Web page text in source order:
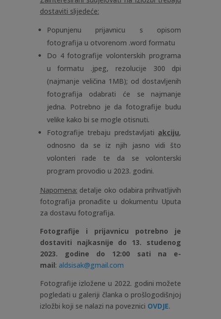
dostaviti slijedeće:
Popunjenu prijavnicu s opisom
fotografija u otvorenom .word formatu
Do 4 fotografije volonterskih programa
u formatu .jpeg, rezolucije 300 dpi
(najmanje veličina 1MB); od dostavljenih
fotografija odabrati će se najmanje
jedna. Potrebno je da fotografije budu
velike kako bi se mogle otisnuti.
Fotografije trebaju predstavljati akciju,
odnosno da se iz njih jasno vidi što
volonteri rade te da se volonterski
program provodio u 2023. godini.
Napomena: detalje oko odabira prihvatljivih
fotografija pronađite u dokumentu Uputa
za dostavu fotografija.
Fotografije i prijavnicu potrebno je
dostaviti najkasnije do 13. studenog
2023. godine do 12:00 sati na e-
mail: aldsisak@gmail.com
Fotografije izložene u 2022. godini možete
pogledati u galeriji članka o prošlogodišnjoj
izložbi koji se nalazi na poveznici OVDJE.